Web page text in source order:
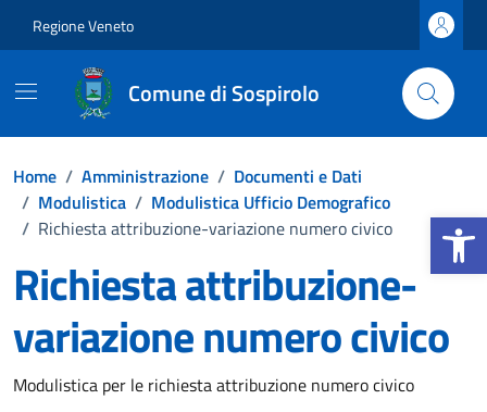
Apri la
Regione Veneto
Comune di Sospirolo
Home / Amministrazione / Documenti e Dati
/ Modulistica / Modulistica Ufficio Demografico
/ Richiesta attribuzione-variazione numero civico
Richiesta attribuzione-
variazione numero civico
Dettagli del documento
Modulistica per le richiesta attribuzione numero civico